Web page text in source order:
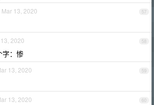
57
Mar 13, 2020
58
2020
字：惨
59
13, 2020
60
13, 2020